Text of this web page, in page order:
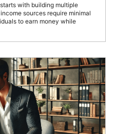
with building multiple
sources require minimal
to earn money while